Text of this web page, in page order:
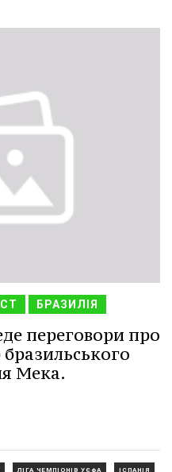
БРАЗИЛІЯ
переговори про
Мека.
ЛІГА ЧЕМПІОНІВ УЄФА ІСПАНІЯ